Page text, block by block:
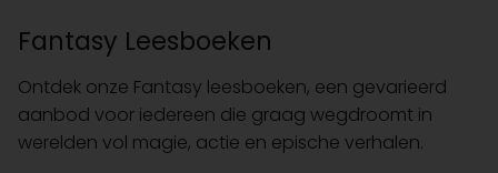
Fantasy Leesboeken
Ontdek onze Fantasy leesboeken, een gevarieerd
aanbod voor iedereen die graag wegdroomt in
werelden vol magie, actie en epische verhalen.